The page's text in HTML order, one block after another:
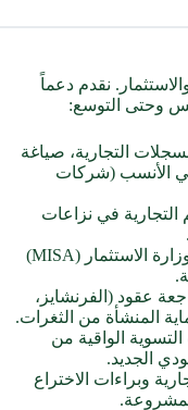
نقدم دعماً
وحتى التوسع:
التجارية، صياغة
الأنسب (شركات
التجارية في نزاعات
استخراج تراخيص وزارة الاستثمار (MISA)
عقود (الفرنشايز،
المنشأة من الثغرات.
الواقية من
الجديد.
وبراءات الاختراع